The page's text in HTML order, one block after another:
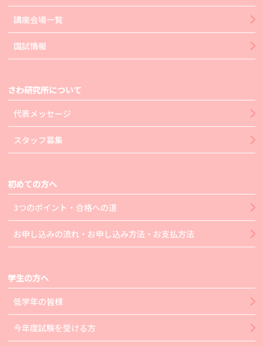
講座会場一覧
国試情報
さわ研究所について
代表メッセージ
スタッフ募集
初めての方へ
3つのポイント・合格への道
お申し込みの流れ・お申し込み方法・お支払方法
学生の方へ
低学年の皆様
今年度試験を受ける方